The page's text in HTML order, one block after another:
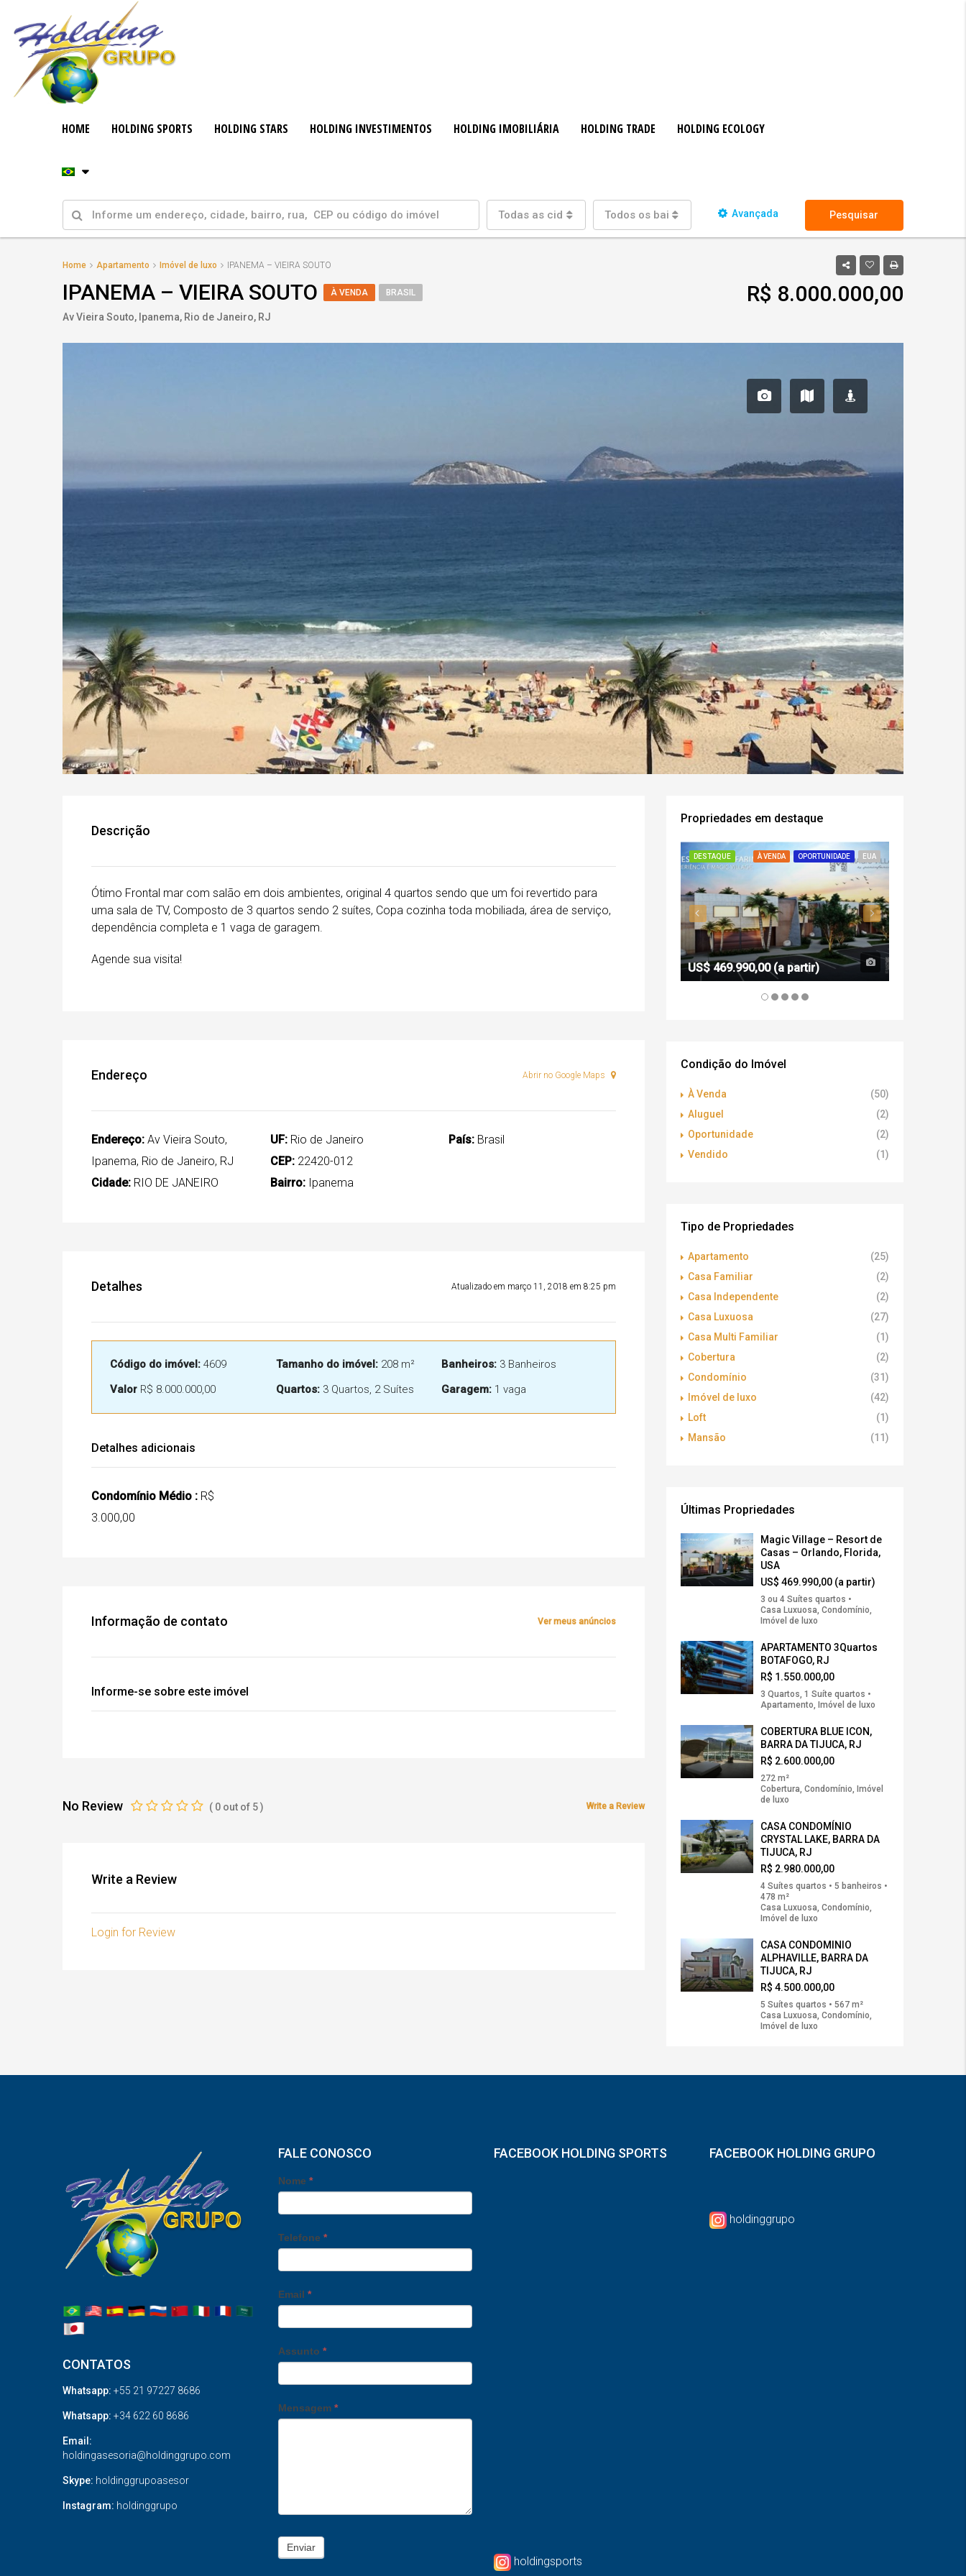
HOME HOLDING SPORTS HOLDING STARS HOLDING INVESTIMENTOS HOLDING IMOBILIÁRIA HOLDING TRADE HOLDING ECOLOGY
Todas as cidades Todos os bairros Avançada Pesquisar
Home Apartamento Imóvel de luxo IPANEMA – VIEIRA SOUTO
IPANEMA – VIEIRA SOUTO À VENDA BRASIL
Av Vieira Souto, Ipanema, Rio de Janeiro, RJ
R$ 8.000.000,00
Descrição
Ótimo Frontal mar com salão em dois ambientes, original 4 quartos sendo que um foi revertido para
uma sala de TV, Composto de 3 quartos sendo 2 suítes, Copa cozinha toda mobiliada, área de serviço,
dependência completa e 1 vaga de garagem.
Agende sua visita!
Endereço Abrir no Google Maps
Endereço: Av Vieira Souto,
Ipanema, Rio de Janeiro, RJ
Cidade: RIO DE JANEIRO
UF:Rio de Janeiro
CEP:22420-012
Bairro:Ipanema
País: Brasil
Detalhes Atualizado em março 11, 2018 em 8:25 pm
Código do imóvel: 4609
Valor R$ 8.000.000,00
Tamanho do imóvel:208 m²
Quartos:3 Quartos, 2 Suítes
Banheiros: 3 Banheiros
Garagem: 1 vaga
Detalhes adicionais
Condomínio Médio : R$
3.000,00
Informação de contato Ver meus anúncios
Informe-se sobre este imóvel
No Review ( 0 out of 5) Write a Review
Write a Review
Login for Review
Propriedades em destaque
DESTAQUE À VENDA OPORTUNIDADE EUA
US$ 469.990,00 (a partir)
Condição do Imóvel
À Venda
(50)
Aluguel
(2)
Oportunidade
(2)
Vendido
(1)
Tipo de Propriedades
Apartamento
(25)
Casa Familiar
(2)
Casa Independente
(2)
Casa Luxuosa
(27)
Casa Multi Familiar
(1)
Cobertura
(2)
Condomínio
(31)
Imóvel de luxo
(42)
Loft
(1)
Mansão
(11)
Últimas Propriedades
Magic Village – Resort de
Casas – Orlando, Florida,
USA
US$ 469.990,00 (a partir)
3 ou 4 Suítes quartos •
Casa Luxuosa, Condomínio,
Imóvel de luxo
APARTAMENTO 3Quartos
BOTAFOGO, RJ
R$ 1.550.000,00
3 Quartos, 1 Suíte quartos •
Apartamento, Imóvel de luxo
COBERTURA BLUE ICON,
BARRA DA TIJUCA, RJ
R$ 2.600.000,00
272 m²
Cobertura, Condomínio, Imóvel
de luxo
CASA CONDOMÍNIO
CRYSTAL LAKE, BARRA DA
TIJUCA, RJ
R$ 2.980.000,00
4 Suítes quartos • 5 banheiros •
478 m²
Casa Luxuosa, Condomínio,
Imóvel de luxo
CASA CONDOMINIO
ALPHAVILLE, BARRA DA
TIJUCA, RJ
R$ 4.500.000,00
5 Suítes quartos • 567 m²
Casa Luxuosa, Condomínio,
Imóvel de luxo
CONTATOS
Whatsapp: +55 21 97227 8686
Whatsapp: +34 622 60 8686
Email:
holdingasesoria@holdinggrupo.com
Skype: holdinggrupoasesor
Instagram: holdinggrupo
FALE CONOSCO
Nome *
Telefone *
Email *
Assunto *
Mensagem *
Enviar
FACEBOOK HOLDING SPORTS
holdingsports
FACEBOOK HOLDING GRUPO
holdinggrupo